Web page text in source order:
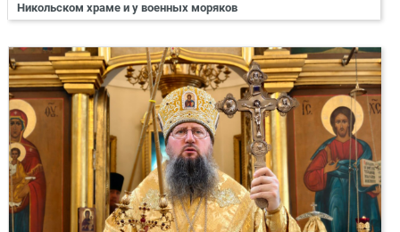
Никольском храме и у военных моряков